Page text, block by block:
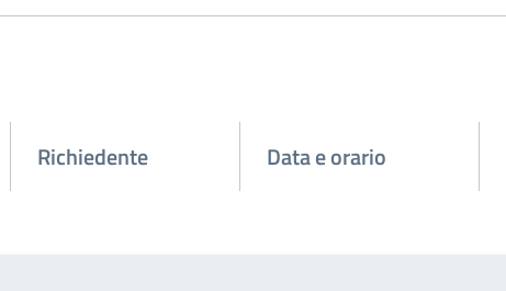
Richiedente Data e orario